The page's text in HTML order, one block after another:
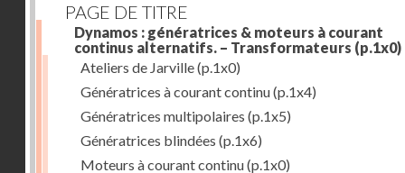
PAGE DE TITRE
Dynamos : génératrices & moteurs à courant
continus alternatifs. – Transformateurs (p.1x0)
Ateliers de Jarville(p.1x0)
Génératrices à courant continu(p.1x4)
Génératrices multipolaires (p.1x5)
Génératrices blindées (p.1x6)
Moteurs à courant continu(p.1x0)